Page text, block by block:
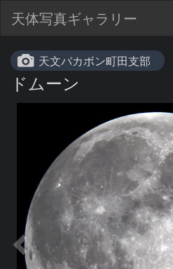
天体写真ギャラリー
天文バカボン町田支部
ドムーン